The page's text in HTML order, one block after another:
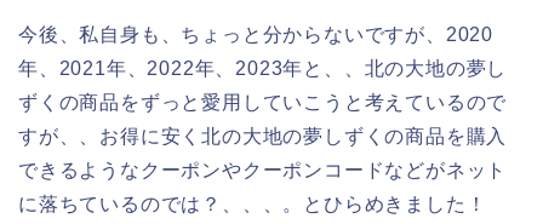
今後、私自身も、ちょっと分からないですが、2020
年、2021年、2022年、2023年と、、北の大地の夢し
ずくの商品をずっと愛用していこうと考えているので
すが、、お得に安く北の大地の夢しずくの商品を購入
できるようなクーポンやクーポンコードなどがネット
に落ちているのでは？、、、。とひらめきました！